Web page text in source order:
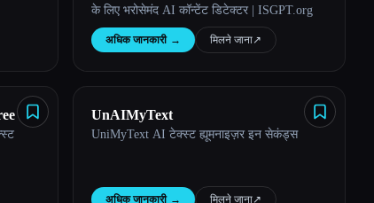
के लिए भरोसेमंद AI कॉन्टेंट डिटेक्टर | ISGPT.org
अधिक जानकारी → मिलने जाना↗︎
UnAIMyText
UniMyText AI टेक्स्ट ह्यूमनाइज़र इन सेकंड्स
अधिक जानकारी → मिलने जाना↗︎